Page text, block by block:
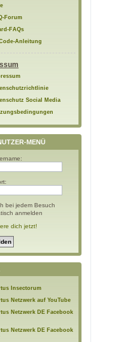
Forum
FAQs
Anleitung
Social Media
MENÜ
bei jedem Besuch
anmelden
dich jetzt!
Insectorum
Netzwerk auf YouTube
Netzwerk DE Facebook
Netzwerk DE Facebook